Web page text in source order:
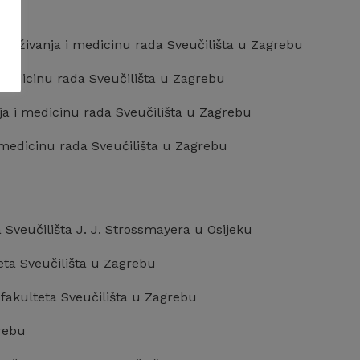
i medicinu rada Sveučilišta u Zagrebu
rada Sveučilišta u Zagrebu
i medicinu rada Sveučilišta u Zagrebu
rada Sveučilišta u Zagrebu
J. J. Strossmayera u Osijeku
Sveučilišta u Zagrebu
Sveučilišta u Zagrebu